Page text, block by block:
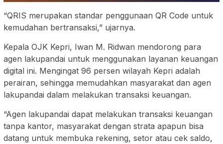
“QRIS merupakan standar penggunaan QR Code untuk
kemudahan bertransaksi,” ujarnya.
Kepala OJK Kepri, Iwan M. Ridwan mendorong para
agen lakupandai untuk menggunakan layanan keuangan
digital ini. Mengingat 96 persen wilayah Kepri adalah
perairan, sehingga memudahkan masyarakat dan agen
lakupandai dalam melakukan transaksi keuangan.
“Agen lakupandai dapat melakukan transaksi keuangan
tanpa kantor, masyarakat dengan strata apapun bisa
datang untuk membuka rekening, setor atau cek saldo,